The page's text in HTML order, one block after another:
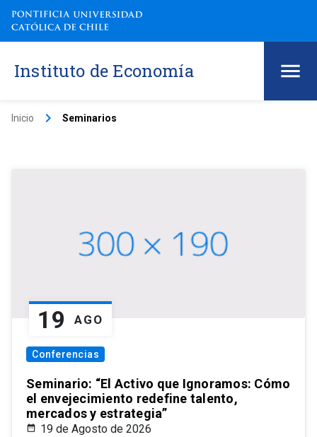
Instituto de Economía
Inicio keyboard_arrow_right Seminarios
19 AGO
Conferencias
Seminario: “El Activo que Ignoramos: Cómo
el envejecimiento redefine talento,
mercados y estrategia”
19 de Agosto de 2026